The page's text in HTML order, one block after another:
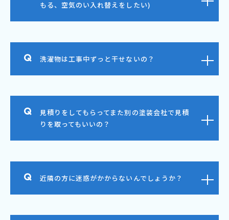
もる、空気のい入れ替えをしたい)
洗濯物は工事中ずっと干せないの？
見積りをしてもらってまた別の塗装会社で見積
りを取ってもいいの？
近隣の方に迷惑がかからないんでしょうか？